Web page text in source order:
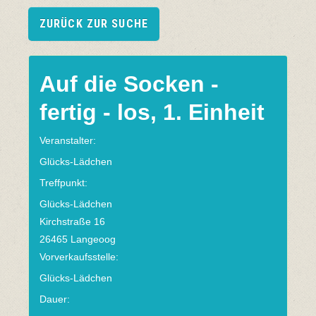
ZURÜCK ZUR SUCHE
Auf die Socken -
fertig - los, 1. Einheit
Veranstalter:
Glücks-Lädchen
Treffpunkt:
Glücks-Lädchen
Kirchstraße 16
26465 Langeoog
Vorverkaufsstelle:
Glücks-Lädchen
Dauer: